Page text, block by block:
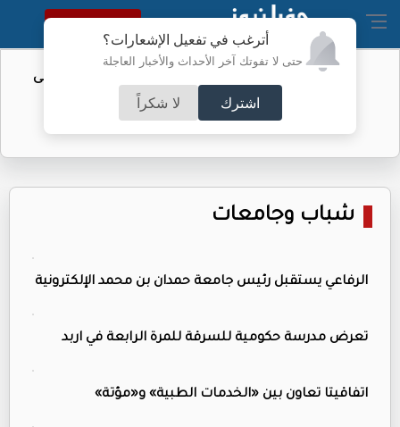
أترغب في تفعيل الإشعارات؟
حتى لا تفوتك آخر الأحداث والأخبار العاجلة
اشترك لا شكراً
النسخة الكاملة
تأجيل مؤتمر تقديم "الزاكي" مدربًا للنشامى
شباب وجامعات
الرفاعي يستقبل رئيس جامعة حمدان بن محمد الإلكترونية
تعرض مدرسة حكومية للسرقة للمرة الرابعة في اربد
اتفاقيتا تعاون بين «الخدمات الطبية» و«مؤتة»